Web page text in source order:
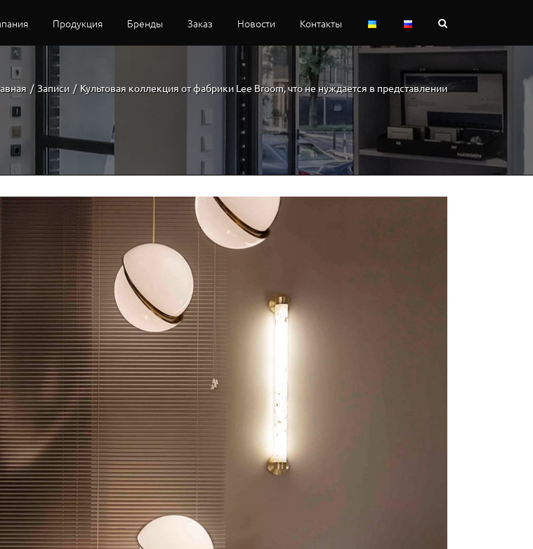
Продукция Бренды Заказ Новости Контакты
/ Записи / Культовая коллекция от фабрики Lee Broom, что не нуждается в представлении